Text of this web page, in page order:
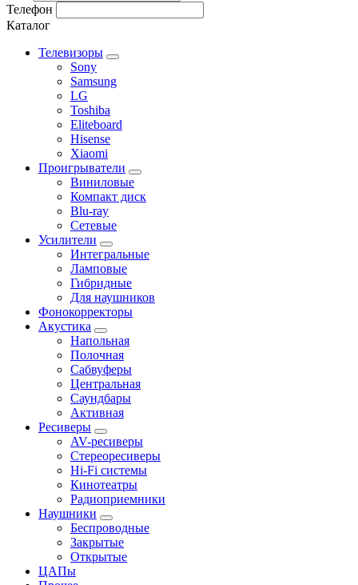
Телефон
Каталог
Телевизоры
Sony
Samsung
LG
Toshiba
Eliteboard
Hisense
Xiaomi
Проигрыватели
Виниловые
Компакт диск
Blu-ray
Сетевые
Усилители
Интегральные
Ламповые
Гибридные
Для наушников
Фонокорректоры
Акустика
Напольная
Полочная
Сабвуферы
Центральная
Саундбары
Активная
Ресиверы
AV-ресиверы
Стереоресиверы
Hi-Fi системы
Кинотеатры
Радиоприемники
Наушники
Беспроводные
Закрытые
Открытые
ЦАПы